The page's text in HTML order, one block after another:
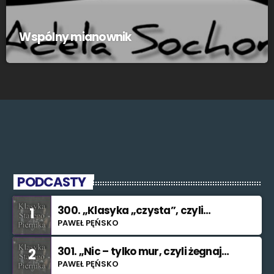
Wspólny mianownik
PODCASTY
1
300. „Klasyka „czysta”, czyli
znowu nie świętuję”
PAWEŁ PĘŃSKO
2
301. „Nic – tylko mur, czyli żegnaj
smutku”
PAWEŁ PĘŃSKO